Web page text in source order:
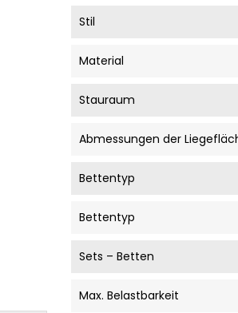
Stil
Material
Stauraum
Abmessungen der
Bettentyp
Bettentyp
Sets – Betten
Max. Belastbarkeit